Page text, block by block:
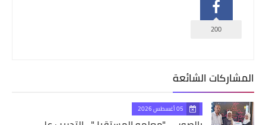
200
المشاركات الشائعة
05 أغسطس 2026